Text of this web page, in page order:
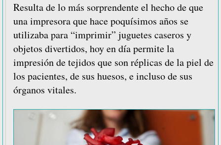
Resulta de lo más sorprendente el hecho de que
una impresora que hace poquísimos años se
utilizaba para “imprimir” juguetes caseros y
objetos divertidos, hoy en día permite la
impresión de tejidos que son réplicas de la piel de
los pacientes, de sus huesos, e incluso de sus
órganos vitales.